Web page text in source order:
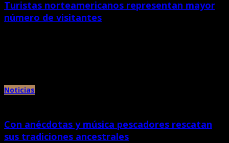
Turistas norteamericanos representan mayor
número de visitantes
Noticias
Con anécdotas y música pescadores rescatan
sus tradiciones ancestrales